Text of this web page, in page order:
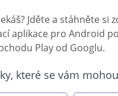
Jděte a stáhněte si
aplikace pro Android
Play od Googlu.
které se vám